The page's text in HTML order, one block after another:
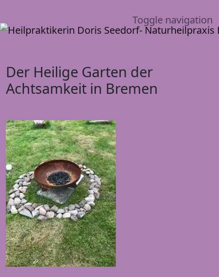
Toggle navigation
Der Heilige Garten der
Achtsamkeit in Bremen